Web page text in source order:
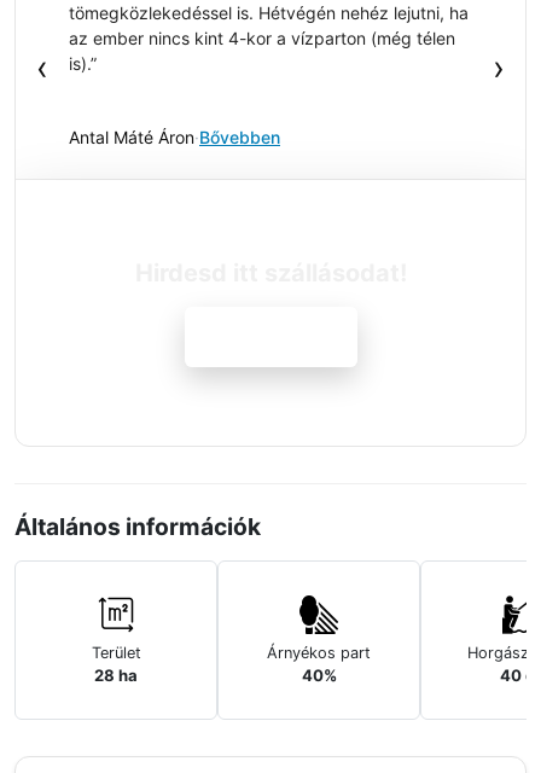
‹
tömegközlekedéssel is. Hétvégén nehéz lejutni, ha
az ember nincs kint 4-kor a vízparton (még télen
is).”
Antal Máté Áron·Bővebben
›
Általános információk
Terület
28 ha
Árnyékos part
40% 40